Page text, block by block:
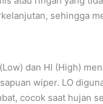
sehingga
dan HI (High)
wiper. LO
cocok saat hujan